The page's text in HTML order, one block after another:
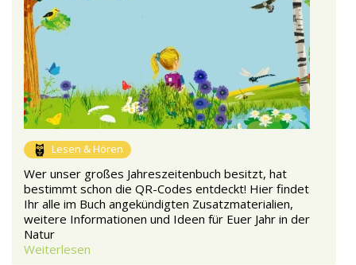
Lesen & Hören
Wer unser großes Jahreszeitenbuch besitzt, hat
bestimmt schon die QR-Codes entdeckt! Hier findet
Ihr alle im Buch angekündigten Zusatzmaterialien,
weitere Informationen und Ideen für Euer Jahr in der
Natur
Weiterlesen